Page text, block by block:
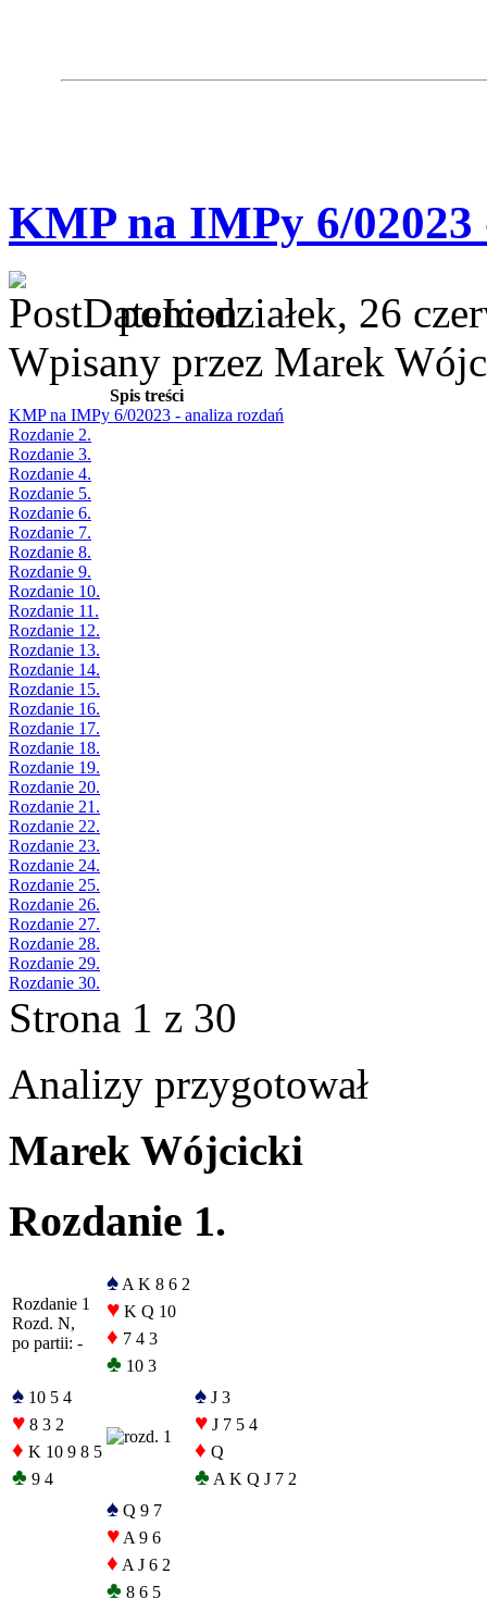
KMP na IMPy 6/02023
poniedziałek, 26
Wpisany przez Marek
Spis treści
KMP na IMPy 6/02023 - analiza rozdań
Rozdanie 2.
Rozdanie 3.
Rozdanie 4.
Rozdanie 5.
Rozdanie 6.
Rozdanie 7.
Rozdanie 8.
Rozdanie 9.
Rozdanie 10.
Rozdanie 11.
Rozdanie 12.
Rozdanie 13.
Rozdanie 14.
Rozdanie 15.
Rozdanie 16.
Rozdanie 17.
Rozdanie 18.
Rozdanie 19.
Rozdanie 20.
Rozdanie 21.
Rozdanie 22.
Rozdanie 23.
Rozdanie 24.
Rozdanie 25.
Rozdanie 26.
Rozdanie 27.
Rozdanie 28.
Rozdanie 29.
Rozdanie 30.
Strona 1 z 30
Analizy przygotował
Marek Wójcicki
Rozdanie 1.
Rozdanie 1
Rozd. N,
po partii: -
♠ A K 8 6 2
♥ K Q 10
♦ 7 4 3
♣ 10 3
♠ 10 5 4
♥ 8 3 2
♦ K 10 9 8 5
♣ 9 4
♠ J 3
♥ J 7 5 4
♦ Q
♣ A K Q J 7 2
♠ Q 9 7
♥ A 9 6
♦ A J 6 2
♣ 8 6 5